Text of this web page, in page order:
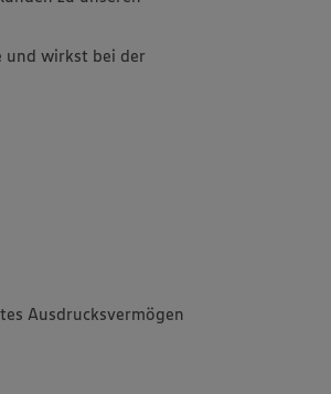
und wirkst bei der
Ausdrucksvermögen